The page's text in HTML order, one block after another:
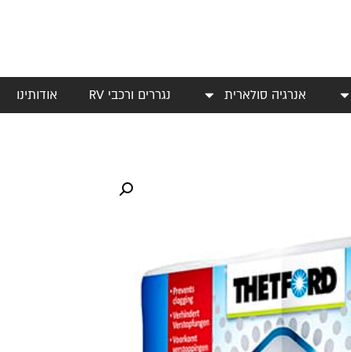
אנרגיה סולארית נגררים ורכבי RV אודותינו